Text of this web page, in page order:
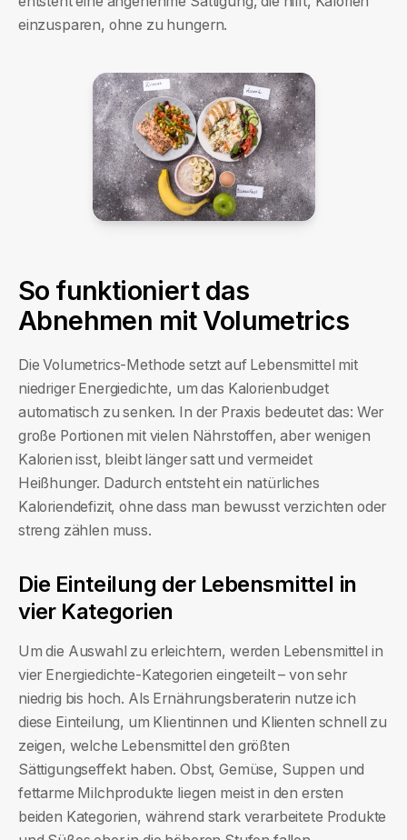
einzusparen, ohne zu hungern.
So funktioniert das
Abnehmen mit Volumetrics
Die Volumetrics-Methode setzt auf Lebensmittel mit
niedriger Energiedichte, um das Kalorienbudget
automatisch zu senken. In der Praxis bedeutet das: Wer
große Portionen mit vielen Nährstoffen, aber wenigen
Kalorien isst, bleibt länger satt und vermeidet
Heißhunger. Dadurch entsteht ein natürliches
Kaloriendefizit, ohne dass man bewusst verzichten oder
streng zählen muss.
Die Einteilung der Lebensmittel in
vier Kategorien
Um die Auswahl zu erleichtern, werden Lebensmittel in
vier Energiedichte-Kategorien eingeteilt – von sehr
niedrig bis hoch. Als Ernährungsberaterin nutze ich
diese Einteilung, um Klientinnen und Klienten schnell zu
zeigen, welche Lebensmittel den größten
Sättigungseffekt haben. Obst, Gemüse, Suppen und
fettarme Milchprodukte liegen meist in den ersten
beiden Kategorien, während stark verarbeitete Produkte